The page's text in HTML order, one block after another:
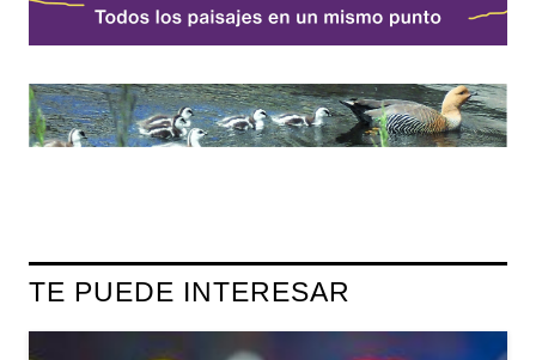
TE PUEDE INTERESAR